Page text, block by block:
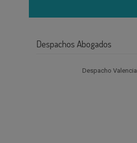
Despachos Abogados
Despacho Valencia